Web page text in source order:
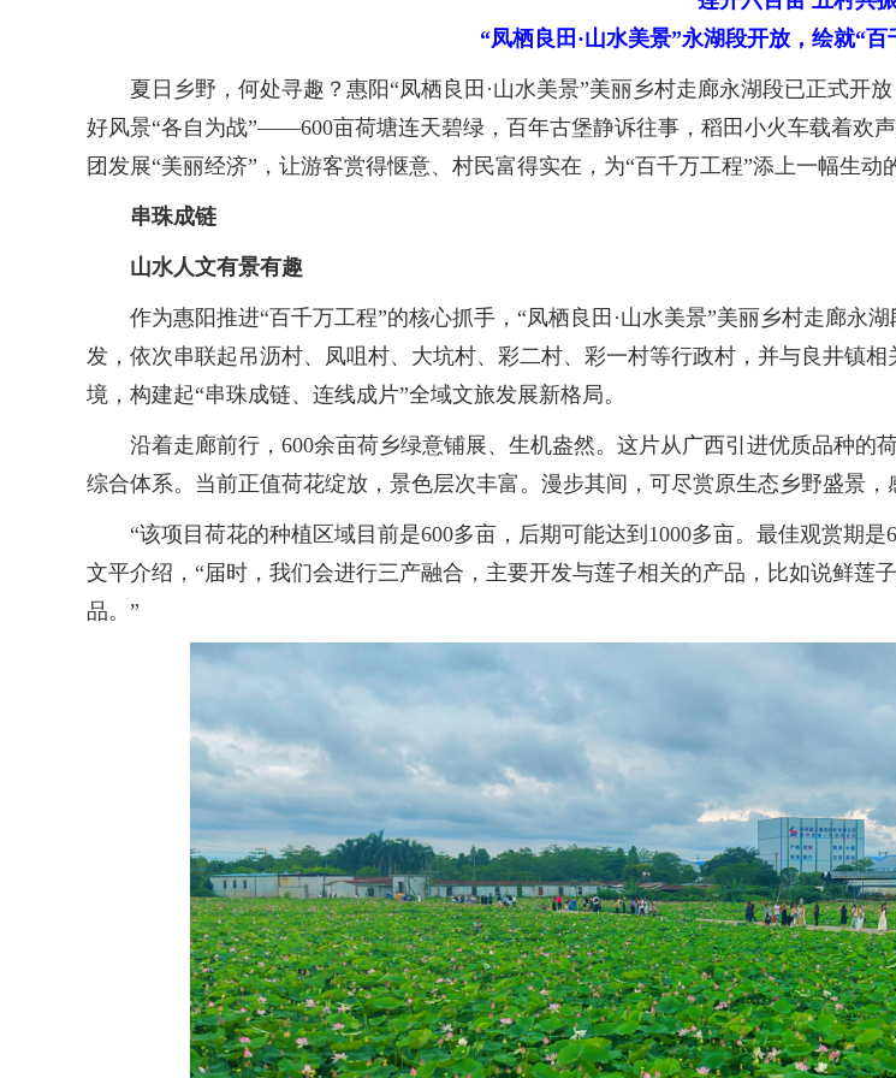
“凤栖良田·山水美景”永湖段开放，绘就“
夏日乡野，何处寻趣？惠阳“凤栖良田·山水美景”美丽乡村走廊永湖段已正式开
好风景“各自为战”——600亩荷塘连天碧绿，百年古堡静诉往事，稻田小火车载着欢
团发展“美丽经济”，让游客赏得惬意、村民富得实在，为“百千万工程”添上一幅生动
串珠成链
山水人文有景有趣
作为惠阳推进“百千万工程”的核心抓手，“凤栖良田·山水美景”美丽乡村走廊永
发，依次串联起吊沥村、凤咀村、大坑村、彩二村、彩一村等行政村，并与良井镇
境，构建起“串珠成链、连线成片”全域文旅发展新格局。
沿着走廊前行，600余亩荷乡绿意铺展、生机盎然。这片从广西引进优质品种的
综合体系。当前正值荷花绽放，景色层次丰富。漫步其间，可尽赏原生态乡野盛景，
“该项目荷花的种植区域目前是600多亩，后期可能达到1000多亩。最佳观赏期是
文平介绍，“届时，我们会进行三产融合，主要开发与莲子相关的产品，比如说鲜莲
品。”